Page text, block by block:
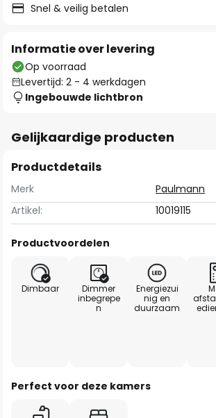
Snel & veilig betalen
Informatie over levering
Op voorraad
Levertijd: 2 - 4 werkdagen
Ingebouwde lichtbron
Gelijkaardige producten
Productdetails
Merk
Paulmann
Artikel:
10019115
Productvoordelen
Dimbaar
Dimmer
inbegrepe
n
Energiezui
nig en
duurzaam
Perfect voor deze kamers